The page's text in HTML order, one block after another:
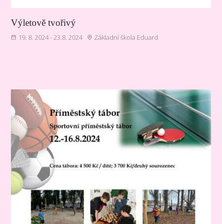
Výletově tvořivý
19. 8. 2024 - 23.8. 2024 Základní škola Eduard